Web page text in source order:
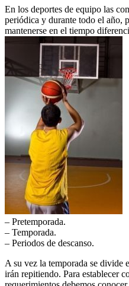
En los deportes de equipo las
periódica y durante todo el año,
mantenerse en el tiempo
– Pretemporada.
– Temporada.
– Periodos de descanso.
A su vez la temporada se divide
irán repitiendo. Para establecer